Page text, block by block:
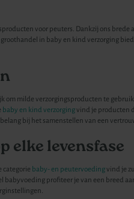
voor peuters. Dankzij ons
in baby en kind verzorging
milde verzorgingsproducten te
baby en kind verzorgingvind je producten
bij het samenstellen van een
elke levensfase
categorie baby- en peutervoedingvind je
profiteer je van een breed